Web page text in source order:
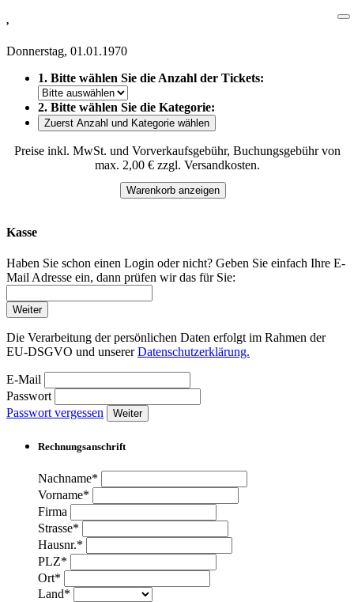
,
Donnerstag, 01.01.1970
1. Bitte wählen Sie die Anzahl der Tickets:
2. Bitte wählen Sie die Kategorie:
Zuerst Anzahl und Kategorie wählen
Preise inkl. MwSt. und Vorverkaufsgebühr, Buchungsgebühr von
max. 2,00 € zzgl. Versandkosten.
Warenkorb anzeigen
Kasse
Haben Sie schon einen Login oder nicht? Geben Sie einfach Ihre E-
Mail Adresse ein, dann prüfen wir das für Sie:
Weiter
Die Verarbeitung der persönlichen Daten erfolgt im Rahmen der
EU-DSGVO und unsererDatenschutzerklärung.
E-Mail
Passwort
Passwort vergessen
Weiter
Rechnungsanschrift
Nachname*
Vorname*
Firma
Strasse*
Hausnr.*
PLZ*
Ort*
Land*